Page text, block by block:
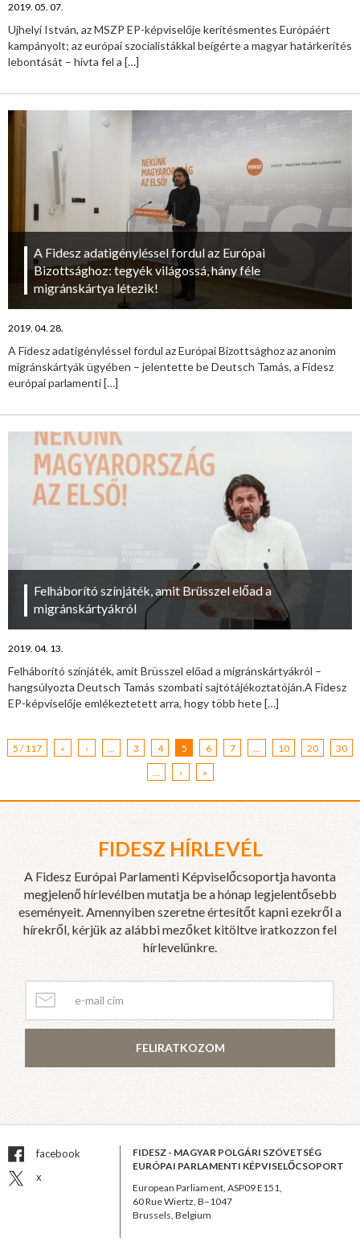
2019. 05. 07.
Ujhelyi István, az MSZP EP-képviselője kerítésmentes Európáért
kampányolt; az európai szocialistákkal beígérte a magyar határkerítés
lebontását – hívta fel a […]
A Fidesz adatigényléssel fordul az Európai
Bizottsághoz: tegyék világossá, hány féle
migránskártya létezik!
2019. 04. 28.
A Fidesz adatigényléssel fordul az Európai Bizottsághoz az anonim
migránskártyák ügyében – jelentette be Deutsch Tamás, a Fidesz
európai parlamenti[…]
Felháborító színjáték, amit Brüsszel előad a
migránskártyákról
2019. 04. 13.
Felháborító színjáték, amit Brüsszel előad a migránskártyákról –
hangsúlyozta Deutsch Tamás szombati sajtótájékoztatóján.A Fidesz
EP-képviselője emlékeztetett arra, hogy több hete[…]
5 / 117 « ‹ 3 4 5 6 7 10 20
30
› »
FIDESZ HÍRLEVÉL
A Fidesz Európai Parlamenti Képviselőcsoportja havonta
megjelenő hírlevélben mutatja be a hónap legjelentősebb
eseményeit. Amennyiben szeretne értesítőt kapni ezekről a
hírekről, kérjük az alábbi mezőket kitöltve iratkozzon fel
hírlevelünkre.
FELIRATKOZOM
facebook
x
FIDESZ - MAGYAR POLGÁRI SZÖVETSÉG
EURÓPAI PARLAMENTI KÉPVISELŐCSOPORT
European Parliament, ASP09 E151,
60 Rue Wiertz, B–1047
Brussels, Belgium